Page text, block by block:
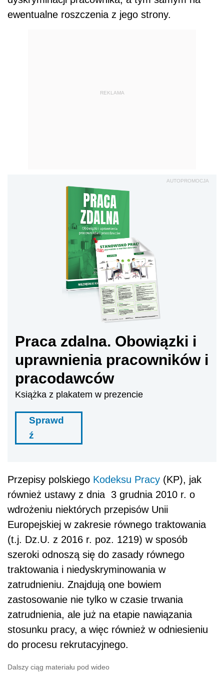
ewentualne roszczenia z jego strony.
REKLAMA
AUTOPROMOCJA
Praca zdalna. Obowiązki i
uprawnienia pracowników i
pracodawców
Książka z plakatem w prezencie
Sprawd
ź
Przepisy polskiego Kodeksu Pracy (KP), jak
również ustawy z dnia 3 grudnia 2010 r. o
wdrożeniu niektórych przepisów Unii
Europejskiej w zakresie równego traktowania
(t.j. Dz.U. z 2016 r. poz. 1219) w sposób
szeroki odnoszą się do zasady równego
traktowania i niedyskryminowania w
zatrudnieniu. Znajdują one bowiem
zastosowanie nie tylko w czasie trwania
zatrudnienia, ale już na etapie nawiązania
stosunku pracy, a więc również w odniesieniu
do procesu rekrutacyjnego.
Dalszy ciąg materiału pod wideo